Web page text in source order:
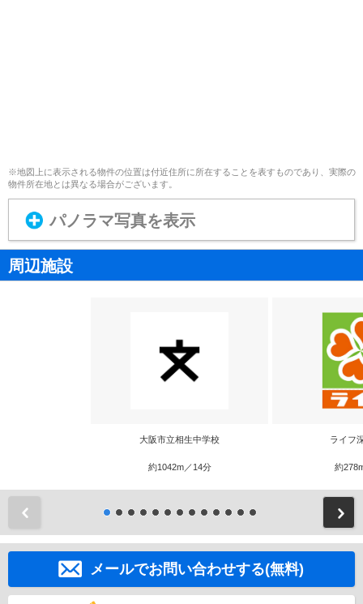
※地図上に表示される物件の位置は付近住所に所在することを表すものであり、実際の
物件所在地とは異なる場合がございます。
パノラマ写真を表示
周辺施設
大阪市立相生中学校
約1042m／14分
ライフ
約
メールでお問い合わせする(無料)